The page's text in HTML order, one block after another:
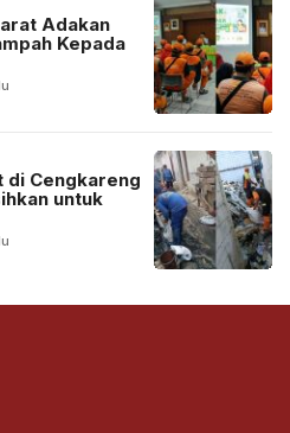
Adakan
Kepada
di Cengkareng
untuk